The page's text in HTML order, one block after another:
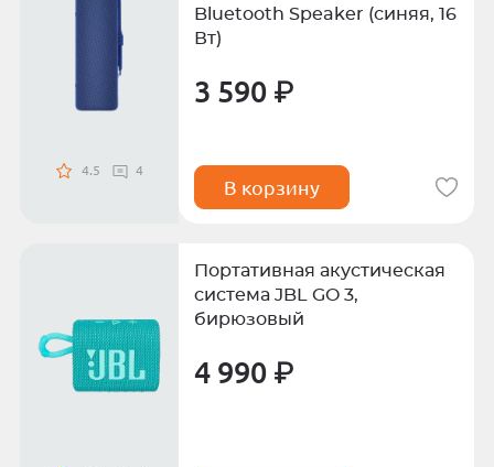
4.5 4
Bluetooth Speaker (синяя, 16
Вт)
3 590 ₽
В корзину
Портативная акустическая
система JBL GO 3,
бирюзовый
4 990 ₽